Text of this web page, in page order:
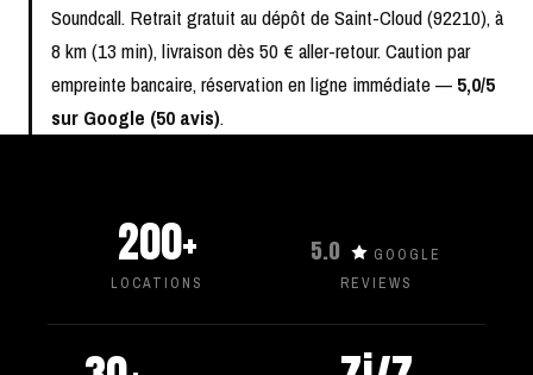
Soundcall. Retrait gratuit au dépôt de Saint-Cloud (92210), à
8 km (13 min), livraison dès 50 € aller-retour. Caution par
empreinte bancaire, réservation en ligne immédiate — 5,0/5
sur Google (50 avis).
200+
LOCATIONS
5.0
GOOGLE
REVIEWS